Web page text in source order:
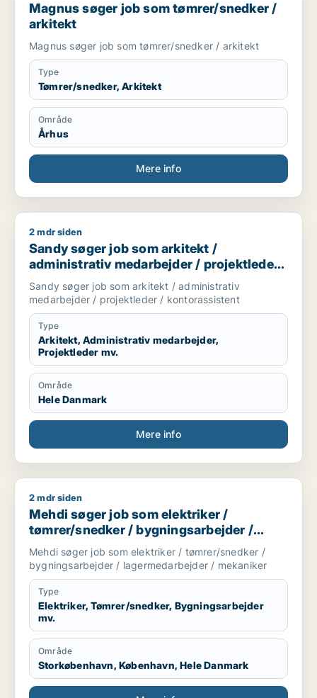
Magnus søger job som tømrer/snedker /
arkitekt
Magnus søger job som tømrer/snedker / arkitekt
Type
Tømrer/snedker, Arkitekt
Område
Århus
Mere info
Sandy søger job som arkitekt / administrativ medarbejder /
2 mdr siden
Sandy søger job som arkitekt /
administrativ medarbejder / projektleder /
kontorassistent
Sandy søger job som arkitekt / administrativ
medarbejder / projektleder / kontorassistent
Type
Arkitekt, Administrativ medarbejder,
Projektleder mv.
Område
Hele Danmark
Mere info
Mehdi søger job som elektriker / tømrer/snedker /
2 mdr siden
Mehdi søger job som elektriker /
tømrer/snedker / bygningsarbejder /
lagermedarbejder / mekaniker
Mehdi søger job som elektriker / tømrer/snedker /
bygningsarbejder / lagermedarbejder / mekaniker
Type
Elektriker, Tømrer/snedker, Bygningsarbejder
mv.
Område
Storkøbenhavn, København, Hele Danmark